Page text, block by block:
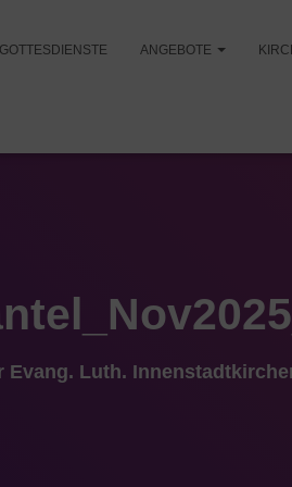
GOTTESDIENSTE ANGEBOTE
Evang. Luth.